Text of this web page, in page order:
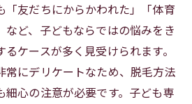
「友だちにからかわれた」「体育
など、子どもならではの悩みをき
ケースが多く見受けられます。
常にデリケートなため、脱毛方法
心の注意が必要です。子ども専